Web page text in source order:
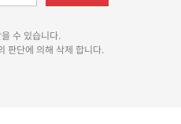
수 있습니다.
판단에 의해 삭제 합니다.